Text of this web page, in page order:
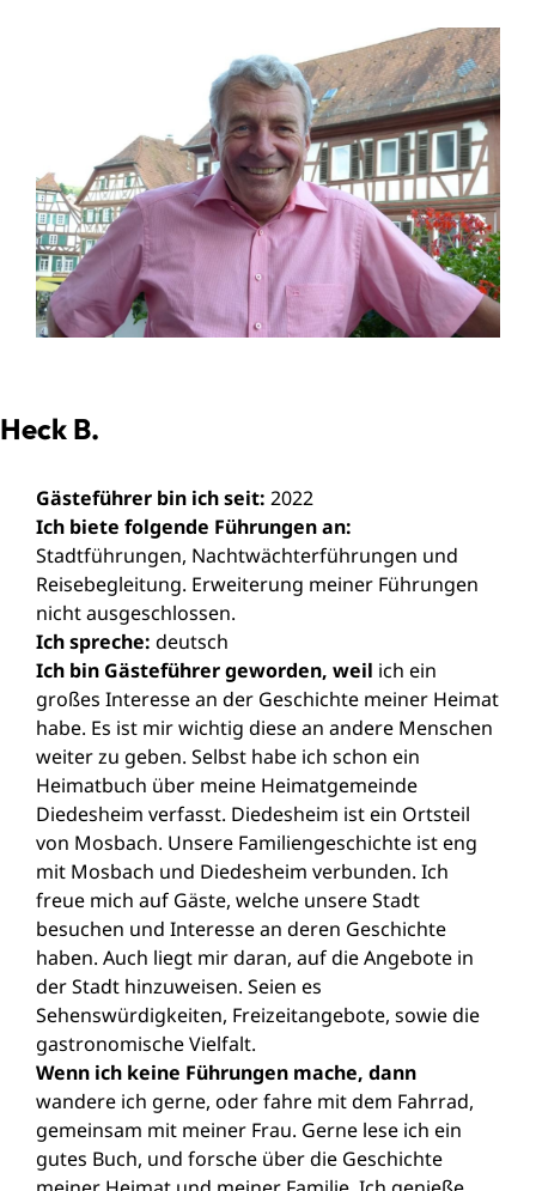
Heck B.
Gästeführer bin ich seit: 2022
Ich biete folgende Führungen an:
Stadtführungen, Nachtwächterführungen und
Reisebegleitung. Erweiterung meiner Führungen
nicht ausgeschlossen.
Ich spreche: deutsch
Ich bin Gästeführer geworden, weil ich ein
großes Interesse an der Geschichte meiner Heimat
habe. Es ist mir wichtig diese an andere Menschen
weiter zu geben. Selbst habe ich schon ein
Heimatbuch über meine Heimatgemeinde
Diedesheim verfasst. Diedesheim ist ein Ortsteil
von Mosbach. Unsere Familiengeschichte ist eng
mit Mosbach und Diedesheim verbunden. Ich
freue mich auf Gäste, welche unsere Stadt
besuchen und Interesse an deren Geschichte
haben. Auch liegt mir daran, auf die Angebote in
der Stadt hinzuweisen. Seien es
Sehenswürdigkeiten, Freizeitangebote, sowie die
gastronomische Vielfalt.
Wenn ich keine Führungen mache, dann
wandere ich gerne, oder fahre mit dem Fahrrad,
gemeinsam mit meiner Frau. Gerne lese ich ein
gutes Buch, und forsche über die Geschichte